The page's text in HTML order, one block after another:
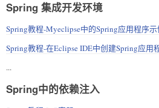
Spring 集成开发环境
Spring教程-Myeclipse中的Spring应用程序示
Spring教程-在Eclipse IDE中创建Spring应用
...
Spring中的依赖注入